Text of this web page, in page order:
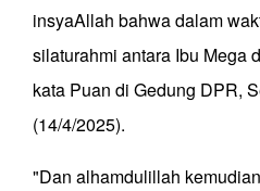
insyaAllah bahwa dalam
silaturahmi antara Ibu Mega
kata Puan di Gedung DPR,
(14/4/2025).
"Dan alhamdulillah